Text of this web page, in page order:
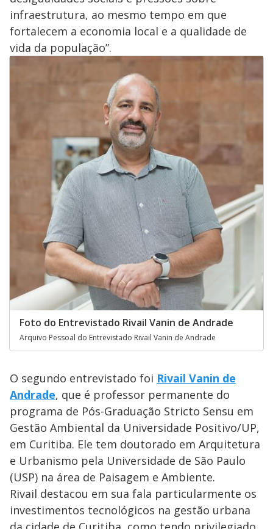
infraestrutura, ao mesmo tempo em que
fortalecem a economia local e a qualidade de
vida da população”.
Foto do Entrevistado Rivail Vanin de Andrade
Arquivo Pessoal do Entrevistado Rivail Vanin de Andrade
O segundo entrevistado foi Rivail Vanin de
Andrade, que é professor permanente do
programa de Pós-Graduação Stricto Sensu em
Gestão Ambiental da Universidade Positivo/UP,
em Curitiba. Ele tem doutorado em Arquitetura
e Urbanismo pela Universidade de São Paulo
(USP) na área de Paisagem e Ambiente.
Rivail destacou em sua fala particularmente os
investimentos tecnológicos na gestão urbana